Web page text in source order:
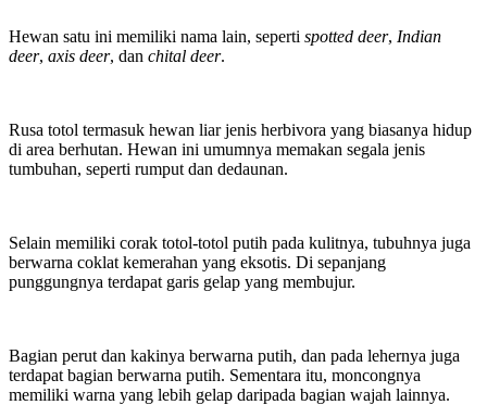
Hewan satu ini memiliki nama lain, seperti spotted deer, Indian
deer, axis deer, dan chital deer.
Rusa totol termasuk hewan liar jenis herbivora yang biasanya hidup
di area berhutan. Hewan ini umumnya memakan segala jenis
tumbuhan, seperti rumput dan dedaunan.
Selain memiliki corak totol-totol putih pada kulitnya, tubuhnya juga
berwarna coklat kemerahan yang eksotis. Di sepanjang
punggungnya terdapat garis gelap yang membujur.
Bagian perut dan kakinya berwarna putih, dan pada lehernya juga
terdapat bagian berwarna putih. Sementara itu, moncongnya
memiliki warna yang lebih gelap daripada bagian wajah lainnya.